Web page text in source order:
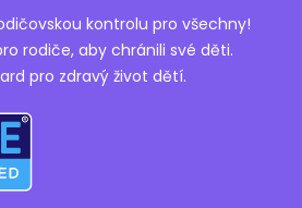
kontrolu pro všechny!
rodiče, aby chránili své děti.
pro zdravý život dětí.